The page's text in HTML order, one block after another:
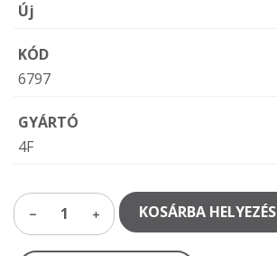
Új
KÓD
6797
GYÁRTÓ
4F
1 KOSÁRBA HELYEZÉS